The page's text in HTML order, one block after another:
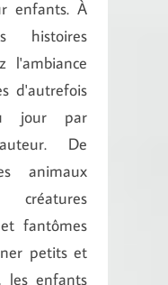
enfants. À
histoires
l'ambiance
d'autrefois
jour par
De
animaux
fantômes
petits et
les enfants